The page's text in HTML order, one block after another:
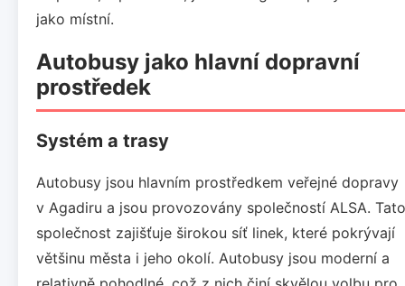
jako místní.
Autobusy jako hlavní dopravní
prostředek
Systém a trasy
Autobusy jsou hlavním prostředkem veřejné dopravy
v Agadiru a jsou provozovány společností ALSA. Tato
společnost zajišťuje širokou síť linek, které pokrývají
většinu města i jeho okolí. Autobusy jsou moderní a